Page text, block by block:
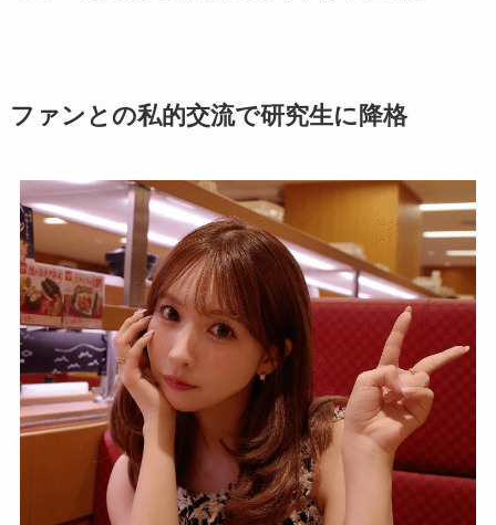
ファンとの私的交流で研究生に降格